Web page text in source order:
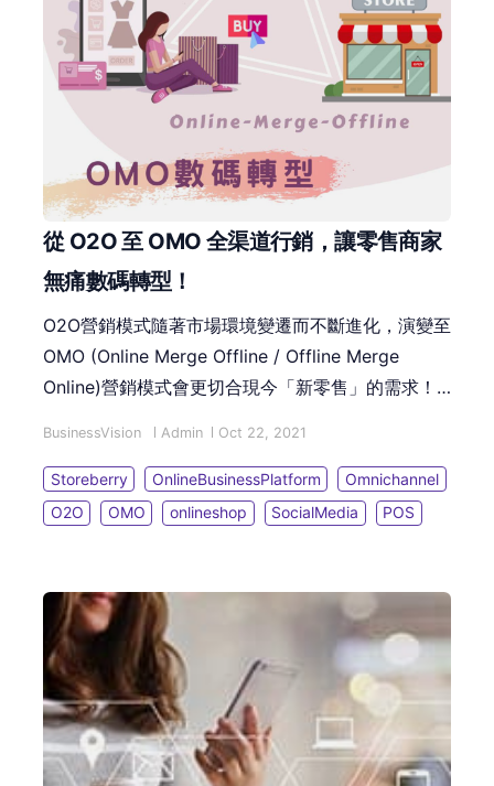
從 O2O 至 OMO 全渠道行銷，讓零售商家
無痛數碼轉型！
O2O營銷模式隨著市場環境變遷而不斷進化，演變至
OMO (Online Merge Offline / Offline Merge
Online)營銷模式會更切合現今「新零售」的需求！​
OMO業務?
BusinessVision Admin Oct 22, 2021
Storeberry OnlineBusinessPlatform
Omnichannel
O2O
OMO onlineshop SocialMedia POS